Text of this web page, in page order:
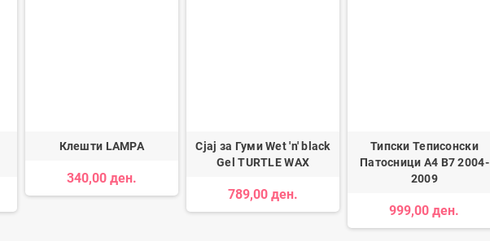
Клешти LAMPA
340,00 ден.
Сјај за Гуми Wet 'n' black
Gel TURTLE WAX
789,00 ден.
Типски Теписонски
Патосници A4 B7 2004-
2009
999,00 ден.